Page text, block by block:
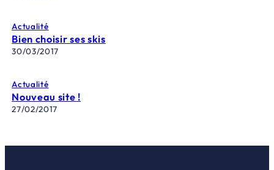
Actualité
Bien choisir ses skis
30/03/2017
Actualité
Nouveau site !
27/02/2017